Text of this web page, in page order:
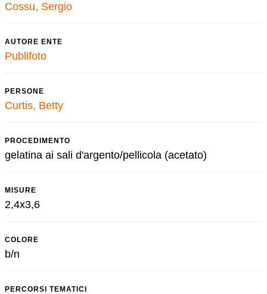
Cossu, Sergio
AUTORE ENTE
Publifoto
PERSONE
Curtis, Betty
PROCEDIMENTO
gelatina ai sali d'argento/pellicola (acetato)
MISURE
2,4x3,6
COLORE
b/n
PERCORSI TEMATICI